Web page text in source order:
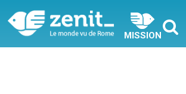
MISSION